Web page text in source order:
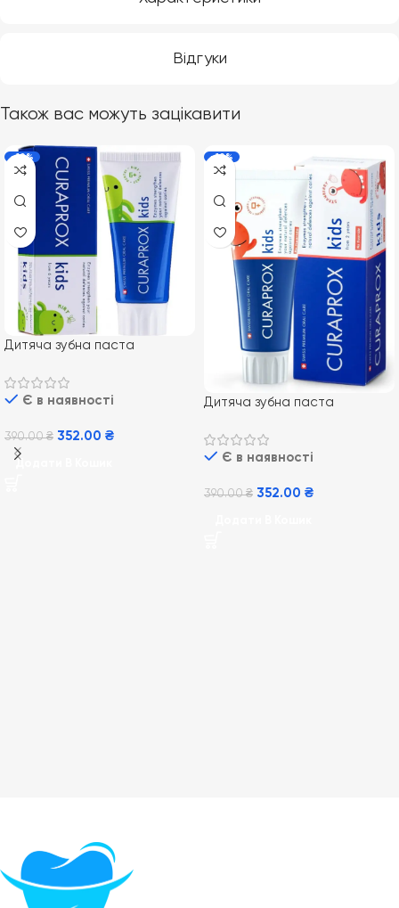
Відгуки
Також вас можуть зацікавити
-10%
Дитяча зубна паста
ppm (від 6 років), смак м’яти,
60 млЄ в наявності
390.00₴ 352.00 ₴
-10%
Дитяча зубна паста
0+ років), смак полуниці, 60
мл Є в наявності
390.00₴ 352.00 ₴